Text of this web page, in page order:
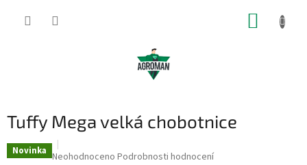
Tuffy Mega velká chobotnice
Novinka Průměrné
Neohodnoceno Podrobnosti hodnocení